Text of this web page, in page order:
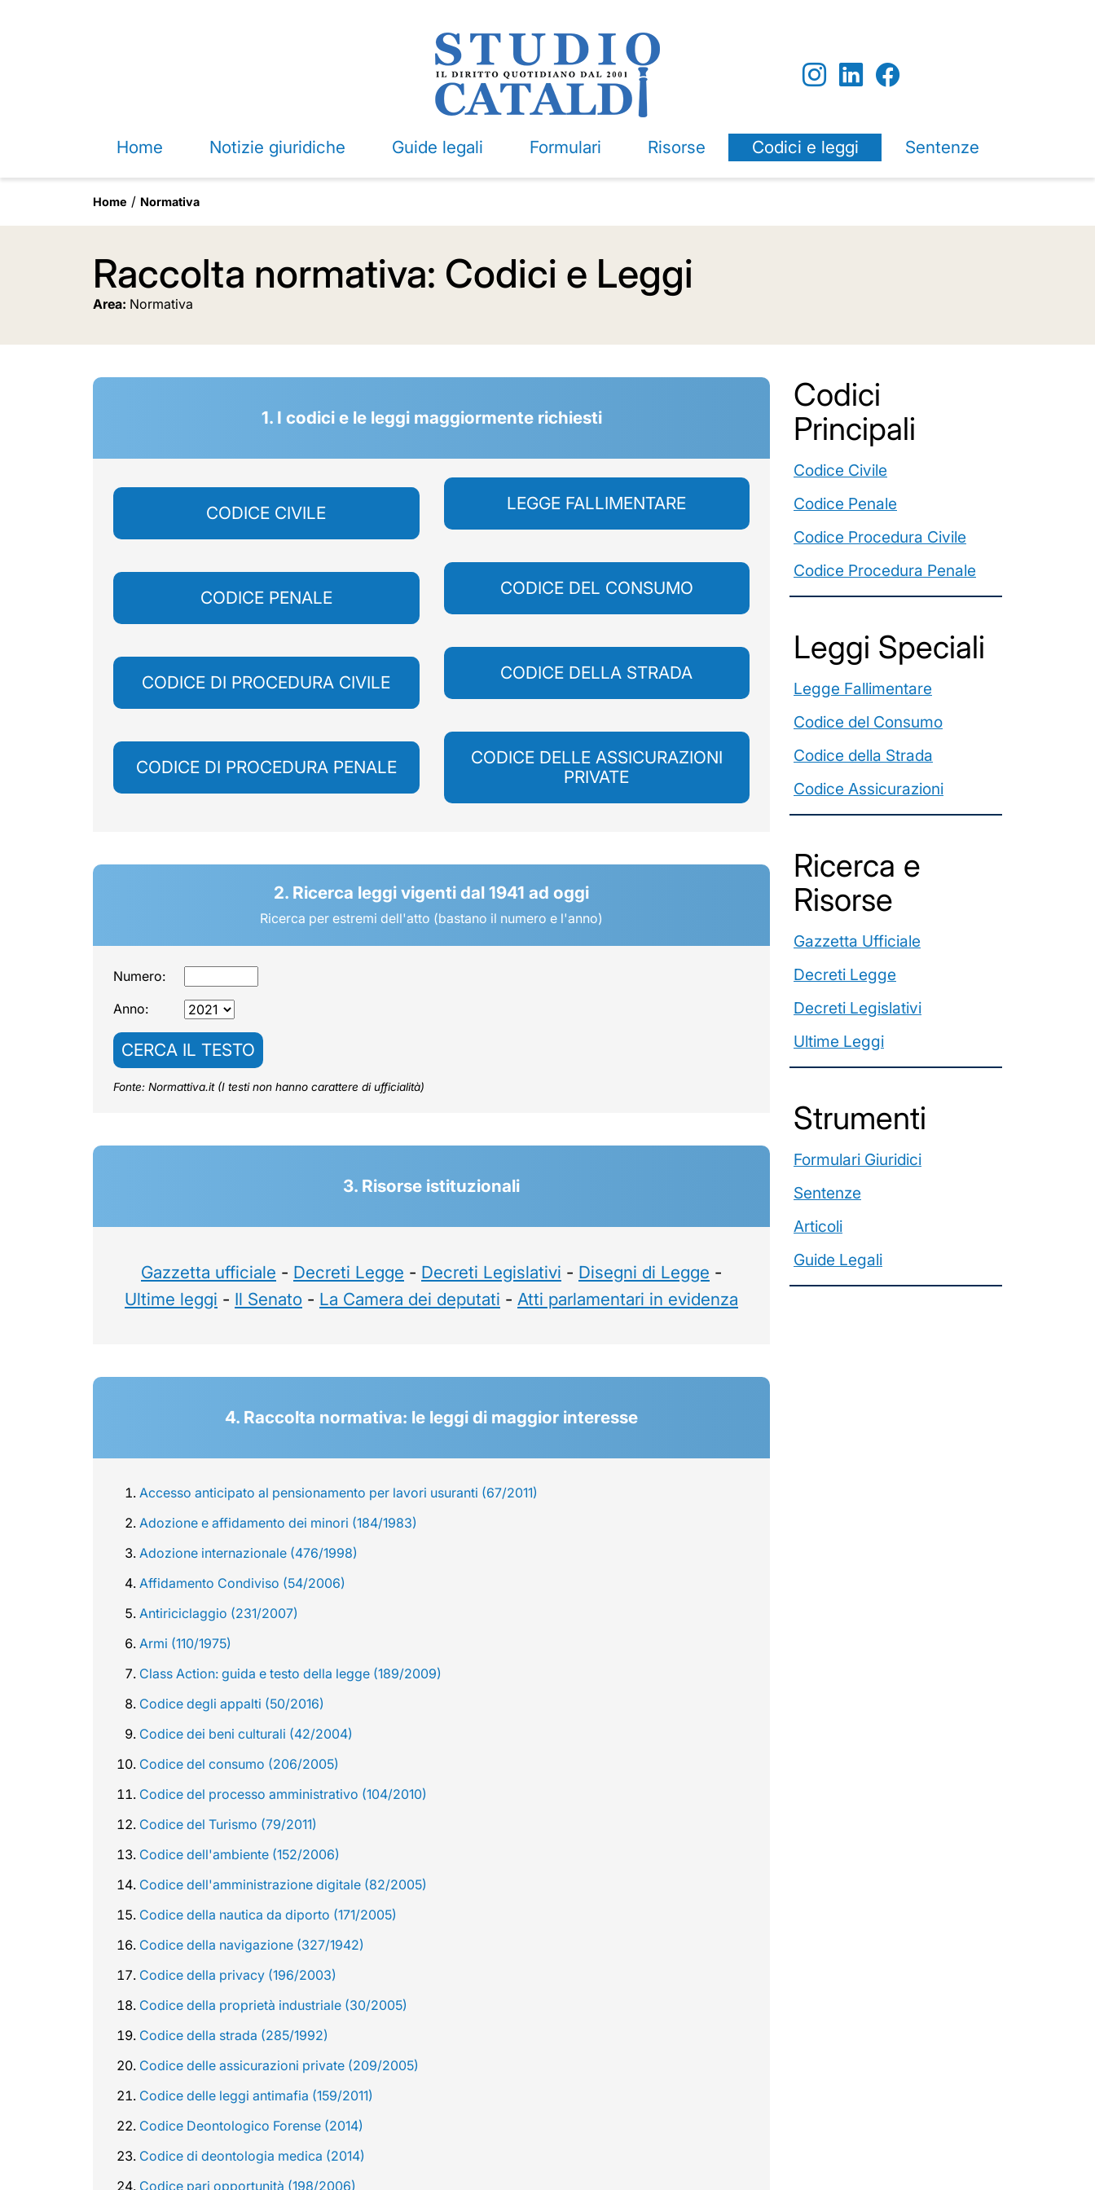
Home Notizie giuridiche Guide legali Formulari Risorse Codici e leggi Sentenze
Home Normativa
Raccolta normativa: Codici e Leggi
Area: Normativa
1. I codici e le leggi maggiormente richiesti
CODICE CIVILE
CODICE PENALE
CODICE DI PROCEDURA CIVILE
CODICE DI PROCEDURA PENALE
LEGGE FALLIMENTARE
CODICE DEL CONSUMO
CODICE DELLA STRADA
CODICE DELLE ASSICURAZIONI
PRIVATE
2. Ricerca leggi vigenti dal 1941 ad oggi
Ricerca per estremi dell'atto (bastano il numero e l'anno)
Numero:
Anno:
CERCA IL TESTO
Fonte: Normattiva.it (I testi non hanno carattere di ufficialità)
3. Risorse istituzionali
Gazzetta ufficiale - Decreti Legge - Decreti Legislativi - Disegni di Legge -
Ultime leggi - Il Senato - La Camera dei deputati - Atti parlamentari in evidenza
4. Raccolta normativa: le leggi di maggior interesse
Accesso anticipato al pensionamento per lavori usuranti (67/2011)
Adozione e affidamento dei minori (184/1983)
Adozione internazionale (476/1998)
Affidamento Condiviso (54/2006)
Antiriciclaggio (231/2007)
Armi (110/1975)
Class Action: guida e testo della legge (189/2009)
Codice degli appalti (50/2016)
Codice dei beni culturali (42/2004)
Codice del consumo (206/2005)
Codice del processo amministrativo (104/2010)
Codice del Turismo (79/2011)
Codice dell'ambiente (152/2006)
Codice dell'amministrazione digitale (82/2005)
Codice della nautica da diporto (171/2005)
Codice della navigazione (327/1942)
Codice della privacy (196/2003)
Codice della proprietà industriale (30/2005)
Codice della strada (285/1992)
Codice delle assicurazioni private (209/2005)
Codice delle leggi antimafia (159/2011)
Codice Deontologico Forense (2014)
Codice di deontologia medica (2014)
Codice pari opportunità (198/2006)
Codici
Principali
Codice Civile
Codice Penale
Codice Procedura Civile
Codice Procedura Penale
Leggi Speciali
Legge Fallimentare
Codice del Consumo
Codice della Strada
Codice Assicurazioni
Ricerca e
Risorse
Gazzetta Ufficiale
Decreti Legge
Decreti Legislativi
Ultime Leggi
️Strumenti
Formulari Giuridici
Sentenze
Articoli
Guide Legali